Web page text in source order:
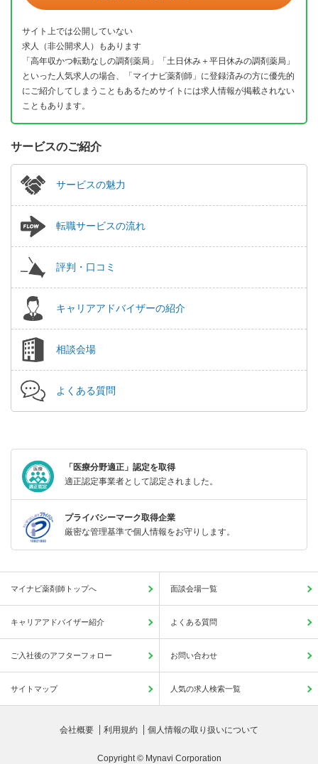
サイト上では公開していない
求人（非公開求人）もあります
「高年収かつ転勤なしの調剤薬局」「土日休み＋平日休みの調剤薬局」
といった人気求人の場合、「マイナビ薬剤師」に登録済みの方に優先的
にご紹介してしまうこともあるためサイトには求人情報が掲載されない
こともあります。
サービスのご紹介
サービスの魅力
転職サービスの流れ
評判・口コミ
キャリアアドバイザーの紹介
相談会場
よくある質問
「医療分野適正」認定を取得
適正認定事業者として認定されました。
プライバシーマーク取得企業
厳密な管理基準で個人情報をお守りします。
マイナビ薬剤師トップへ 面談会場一覧
キャリアアドバイザー紹介 よくある質問
ご入社後のアフターフォロー お問い合わせ
サイトマップ 人気の求人検索一覧
会社概要 利用規約 個人情報の取り扱いについて
Copyright © Mynavi Corporation